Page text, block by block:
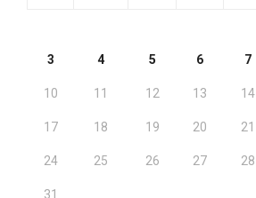
3 4 5 6 7
10 11 12 13 14
17 18 19 20 21
24 25 26 27 28
31